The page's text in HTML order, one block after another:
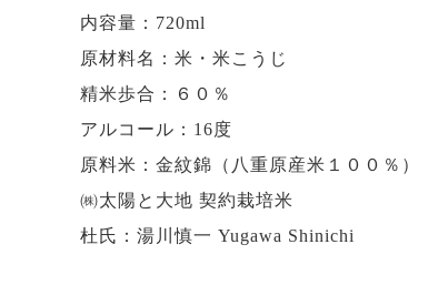
内容量：720ml
原材料名：米・米こうじ
精米歩合：６０％
アルコール：16度
原料米：金紋錦（八重原産米１００％）
㈱太陽と大地 契約栽培米
杜氏：湯川慎一 Yugawa Shinichi